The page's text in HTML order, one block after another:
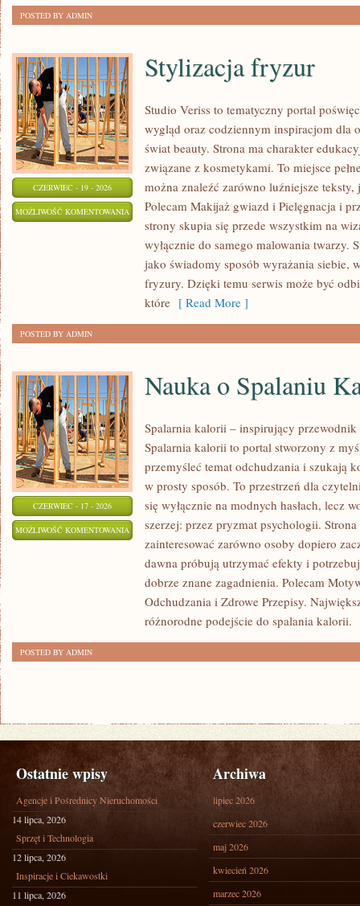
POSTED BY ADMIN
CZERWIEC - 19 - 2026
MOŻLIWOŚĆ KOMENTOWANIA STYLIZACJA
FRYZUR
Stylizacja fryzur
Studio Veriss to tematyczny portal
wygląd oraz codziennym inspiracjom dla
świat beauty. Strona ma charakter
związane z kosmetykami. To miejsce
można znaleźć zarówno luźniejsze
Polecam Makijaż gwiazd i Pielęgnacja i
strony skupia się przede wszystkim na
wyłącznie do samego malowania twarzy.
jako świadomy sposób wyrażania siebie,
fryzury. Dzięki temu serwis może być
które [ Read More ]
POSTED BY ADMIN
CZERWIEC - 17 - 2026
MOŻLIWOŚĆ KOMENTOWANIA NAUKA
SPALANIU
KALORII
Nauka o Spalaniu
Spalarnia kalorii – inspirujący przewodnik
Spalarnia kalorii to portal stworzony z
przemyśleć temat odchudzania i szukają
w prosty sposób. To przestrzeń dla
się wyłącznie na modnych hasłach, lecz
szerzej: przez pryzmat psychologii.
zainteresować zarówno osoby dopiero
dawna próbują utrzymać efekty i
dobrze znane zagadnienia. Polecam
Odchudzania i Zdrowe Przepisy.
różnorodne podejście do spalania kalorii.
POSTED BY ADMIN
Ostatnie wpisy
Agencje i Pośrednicy Nieruchomości
14 lipca, 2026
Sprzęt i Technologia
12 lipca, 2026
Inspiracje i Ciekawostki
11 lipca, 2026
Archiwa
lipiec 2026
czerwiec 2026
maj 2026
kwiecień 2026
marzec 2026